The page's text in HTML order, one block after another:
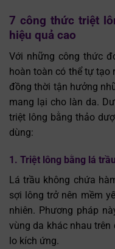
7 công thức triệt
hiệu quả cao
Với những công thức
hoàn toàn có thể tự tạo
đồng thời tận hưởng
mang lại cho làn da.
triệt lông bằng thảo
dùng:
1. Triệt lông bằng lá
Lá trầu không chứa
sợi lông trở nên mềm
nhiên. Phương pháp
vùng da khác nhau
lo kích ứng.